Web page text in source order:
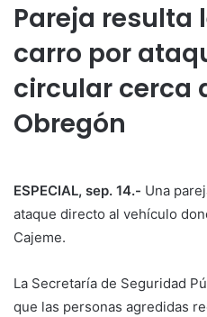
Pareja resulta
carro por
circular cerca
Obregón
ESPECIAL, sep. 14.- Una
ataque directo al vehículo
Cajeme.
La Secretaría de Seguridad
que las personas agredidas